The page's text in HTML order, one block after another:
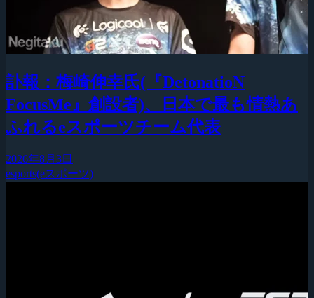
訃報：梅崎伸幸氏(『DetonatioN
FocusMe』創設者)、日本で最も情熱あ
ふれるeスポーツチーム代表
2026年8月3日
esports(eスポーツ)